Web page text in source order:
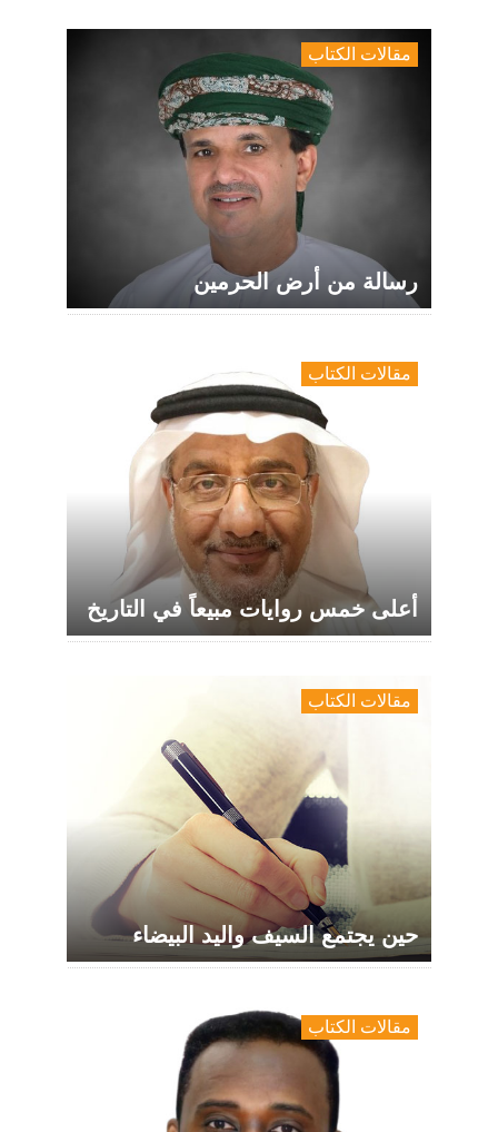
مقالات الكتاب
رسالة من أرض الحرمين
مقالات الكتاب
أعلى خمس روايات مبيعاً في التاريخ
مقالات الكتاب
حين يجتمع السيف واليد البيضاء
مقالات الكتاب